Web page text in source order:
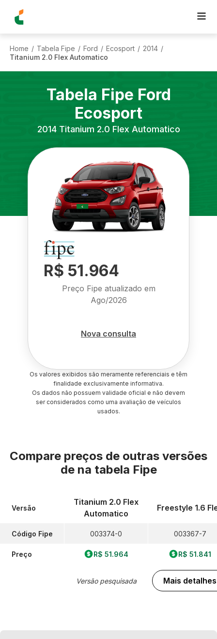
Home / Tabela Fipe / Ford / Ecosport / 2014 /
Titanium 2.0 Flex Automatico
Tabela Fipe Ford
Ecosport
2014 Titanium 2.0 Flex Automatico
R$ 51.964
Preço Fipe atualizado em
Ago/2026
Nova consulta
Os valores exibidos são meramente referenciais e têm
finalidade exclusivamente informativa.
Os dados não possuem validade oficial e não devem
ser considerados como uma avaliação de veículos
usados.
Compare preços de outras versões
de na tabela Fipe
Versão
Código Fipe
Preço
Titanium 2.0 Flex
Automatico
003374-0
R$ 51.964
Versão pesquisada
Freestyle 1.6
003367-7
R$ 51.841
Mais detalhes